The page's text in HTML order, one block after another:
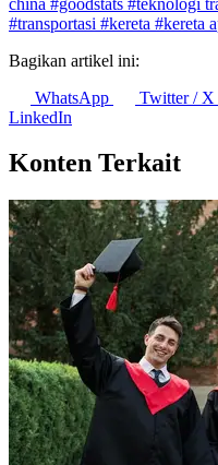
#transportasi #kereta #kereta
Bagikan artikel ini:
WhatsApp
Twitter / X
LinkedIn
Konten Terkait